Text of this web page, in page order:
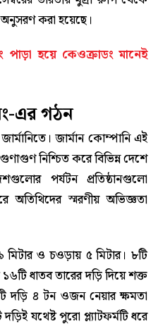
অনুসরণ করা হয়েছে।
পাড়া হয়ে কেওক্রাডং মানেই
এর গঠন
জার্মান কোম্পানি এই
নিশ্চিত করে বিভিন্ন দেশে
পর্যটন প্রতিষ্ঠানগুলো
অতিথিদের স্মরণীয় অভিজ্ঞতা
মিটার ও চওড়ায় ৫ মিটার। ৮টি
ধাতব তারের দড়ি দিয়ে শক্ত
দড়ি ৪ টন ওজন নেয়ার ক্ষমতা
যথেষ্ট পুরো প্ল্যাটফর্মটি ধরে